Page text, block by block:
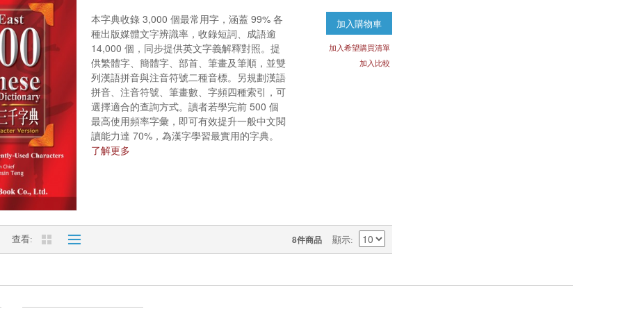
加入購物車
加入希望購買清單
加入比較
本字典收錄 3,000 個最常用字，涵蓋 99% 各
種出版媒體文字辨識率，收錄短詞、成語逾
14,000 個，同步提供英文字義解釋對照。提
供繁體字、簡體字、部首、筆畫及筆順，並雙
列漢語拼音與注音符號二種音標。另規劃漢語
拼音、注音符號、筆畫數、字頻四種索引，可
選擇適合的查詢方式。讀者若學完前 500 個
最高使用頻率字彙，即可有效提升一般中文閱
讀能力達 70%，為漢字學習最實用的字典。
了解更多
查看 8件商品 顯示